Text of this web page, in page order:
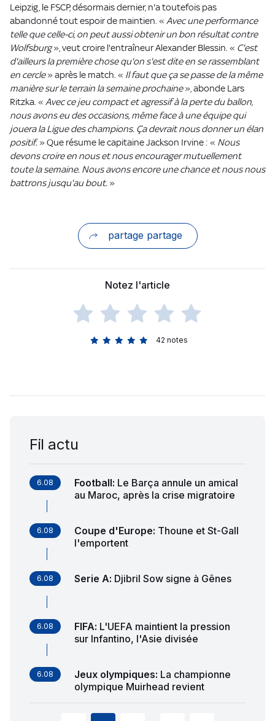
Leipzig, le FSCP, désormais dernier, n'a toutefois pas
abandonné tout espoir de maintien. « Avec une performance
telle que celle-ci, on peut aussi obtenir un bon résultat contre
Wolfsburg», veut croire l'entraîneur Alexander Blessin. « C'est
d'ailleurs la première chose qu'on s'est dite en se rassemblant
en cercle» après le match. « Il faut que ça se passe de la même
manière sur le terrain la semaine prochaine», abonde Lars
Ritzka. « Avec ce jeu compact et agressif à la perte du ballon,
nous avons eu des occasions, même face à une équipe qui
jouera la Ligue des champions. Ça devrait nous donner un élan
positif.» Que résume le capitaine Jackson Irvine : « Nous
devons croire en nous et nous encourager mutuellement
toute la semaine. Nous avons encore une chance et nous nous
battrons jusqu'au bout. »
partage partage
Notez l'article
42 notes
Fil actu
6.08 Football: Le Barça annule un amical
au Maroc, après la crise migratoire
6.08 Coupe d'Europe: Thoune et St-Gall
l'emportent
6.08 Serie A: Djibril Sow signe à Gênes
6.08 FIFA: L'UEFA maintient la pression
sur Infantino, l'Asie divisée
6.08 Jeux olympiques: La championne
olympique Muirhead revient